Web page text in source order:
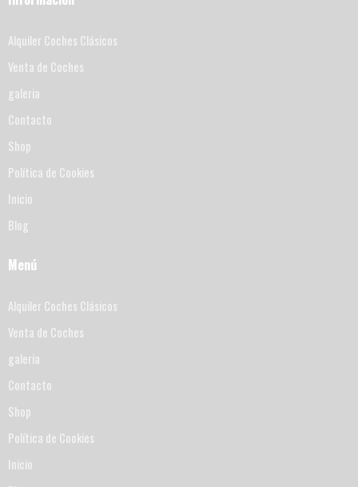
Alquiler Coches Clásicos
Venta de Coches
galeria
Contacto
Shop
Política de Cookies
Inicio
Blog
Menú
Alquiler Coches Clásicos
Venta de Coches
galeria
Contacto
Shop
Política de Cookies
Inicio